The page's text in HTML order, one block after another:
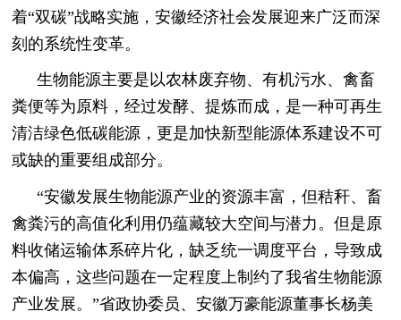
着“双碳”战略实施，安徽经济社会发展迎来广泛而深
刻的系统性变革。
生物能源主要是以农林废弃物、有机污水、禽畜
粪便等为原料，经过发酵、提炼而成，是一种可再生
清洁绿色低碳能源，更是加快新型能源体系建设不可
或缺的重要组成部分。
“安徽发展生物能源产业的资源丰富，但秸秆、畜
禽粪污的高值化利用仍蕴藏较大空间与潜力。但是原
料收储运输体系碎片化，缺乏统一调度平台，导致成
本偏高，这些问题在一定程度上制约了我省生物能源
产业发展。”省政协委员、安徽万豪能源董事长杨美